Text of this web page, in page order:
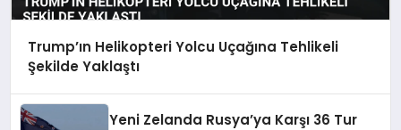
Trump’ın Helikopteri Yolcu Uçağına Tehlikeli
Şekilde Yaklaştı
Yeni Zelanda Rusya’ya Karşı 36 Tur